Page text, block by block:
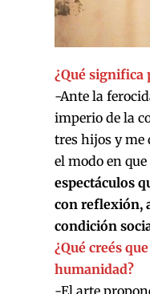
¿Qué significa
-Ante la
imperio de la
tres hijos y me
el modo en
espectáculos
con reflexión,
condición
¿Qué creés
humanidad?